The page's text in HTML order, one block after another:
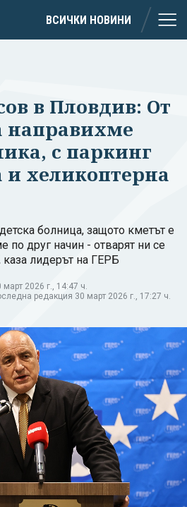
ВСИЧКИ НОВИНИ
в Пловдив: От
направихме
с паркинг
и хеликоптерна
болница, защото кметът е
по друг начин - отварят ни се
каза лидерът на ГЕРБ
март 2026 г., 14:47 ч.
редакция 30 март 2026 г., 17:27 ч.